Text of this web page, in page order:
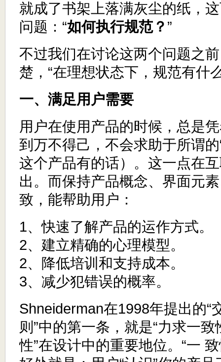
就成了书架上落满灰尘的纸，
问题：“如何执行规范？ ”
不过我们在讨论这两个问题之
楚，“在理想状态下，规范有什
一、满足用户需要
用户在使用产品的时候，总是
到万不得己，不会求助于所谓
这个产品有的话）。这一点在
出。而保持产品概念、界面元
致，能帮助用户：
1、快速了解产品的运作方式。
2、建立精确的心理模型。
2、降低培训和支持成本。
3、减少犯错误的概率。
Shneiderman在1998年提出的“
则”中的第一条，就是“力求一致
性”在设计中的重要地位。“一